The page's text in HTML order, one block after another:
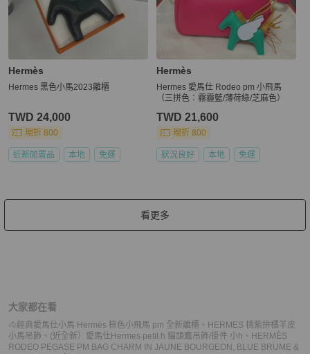
Hermès
Hermes 黑色小馬2023離櫃
TWD 24,000
現折 800
近新閒置品 本地 免運
Hermès
Hermes 愛馬仕 Rodeo pm 小飛馬
（三拼色：霧霾藍/薄荷綠/芝麻色）
TWD 21,600
現折 800
狀況良好 本地 免運
看更多
大家都在看
🐴經典愛馬仕小馬 Hermès 棕色小飛馬 pm 全新離櫃 、 HERMES 桃紫拚橘羊皮
小馬吊飾 、 (近全新）愛馬仕Hermes petit h 貓頭鷹吊飾/掛件 小h 、 HERMÈS
RODEO PEGASE PM BAG CHARM IN JAUNE BOURGEON, BLUE BRUME &